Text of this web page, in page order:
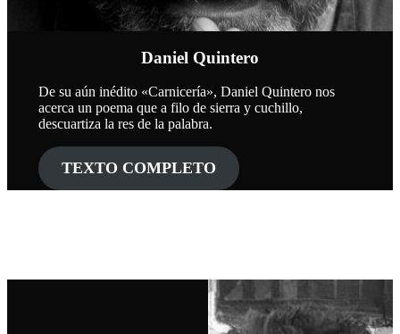
Daniel Quintero
De su aún inédito «Carnicería», Daniel Quintero nos
acerca un poema que a filo de sierra y cuchillo,
descuartiza la res de la palabra.
TEXTO COMPLETO